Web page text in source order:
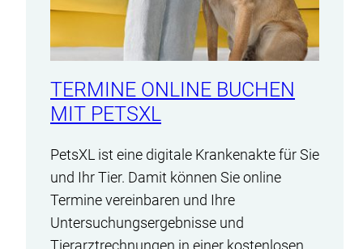
TERMINE ONLINE BUCHEN
MIT PETSXL
PetsXL ist eine digitale Krankenakte für Sie
und Ihr Tier. Damit können Sie online
Termine vereinbaren und Ihre
Untersuchungsergebnisse und
Tierarztrechnungen in einer kostenlosen